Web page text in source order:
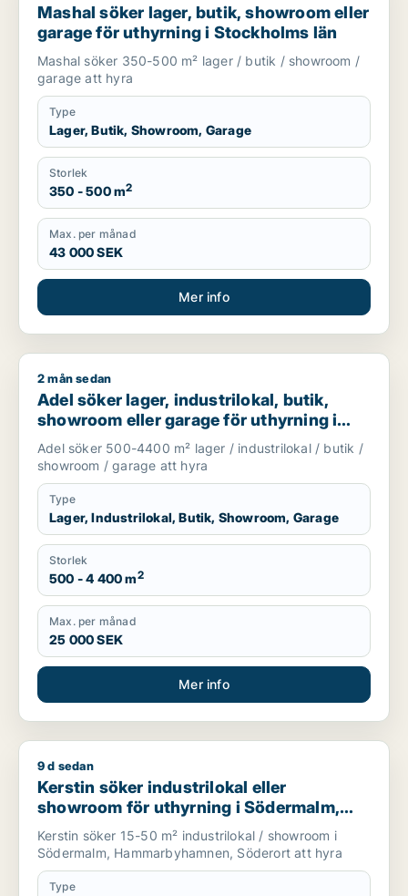
Mashal söker lager, butik, showroom eller
garage för uthyrning i Stockholms län
Mashal söker 350-500 m² lager / butik / showroom /
garage att hyra
Type
Lager, Butik, Showroom, Garage
Storlek
350 - 500 m2
Max. per månad
43 000 SEK
Mer info
Adel söker lager, industrilokal, butik, showroom eller
2 mån sedan
Adel söker lager, industrilokal, butik,
showroom eller garage för uthyrning i
Huddinge, Tyresö eller Nacka m.fl.
Adel söker 500-4400 m² lager / industrilokal / butik /
showroom / garage att hyra
Type
Lager, Industrilokal, Butik, Showroom, Garage
Storlek
500 - 4 400 m2
Max. per månad
25 000 SEK
Mer info
Kerstin söker industrilokal eller showroom för uthyrning i
9 d sedan
Kerstin söker industrilokal eller
showroom för uthyrning i Södermalm,
Hammarbyhamnen eller Söderort
Kerstin söker 15-50 m² industrilokal / showroom i
Södermalm, Hammarbyhamnen, Söderort att hyra
Type